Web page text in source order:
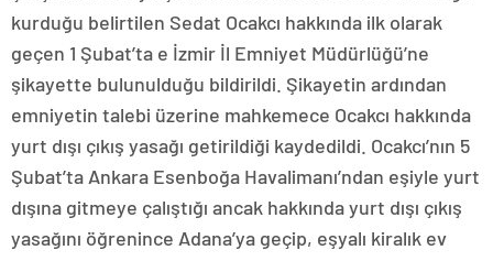
kurduğu belirtilen Sedat Ocakcı hakkında ilk olarak
geçen 1 Şubat’ta e İzmir İl Emniyet Müdürlüğü’ne
şikayette bulunulduğu bildirildi. Şikayetin ardından
emniyetin talebi üzerine mahkemece Ocakcı hakkında
yurt dışı çıkış yasağı getirildiği kaydedildi. Ocakcı’nın 5
Şubat’ta Ankara Esenboğa Havalimanı’ndan eşiyle yurt
dışına gitmeye çalıştığı ancak hakkında yurt dışı çıkış
yasağını öğrenince Adana’ya geçip, eşyalı kiralık ev